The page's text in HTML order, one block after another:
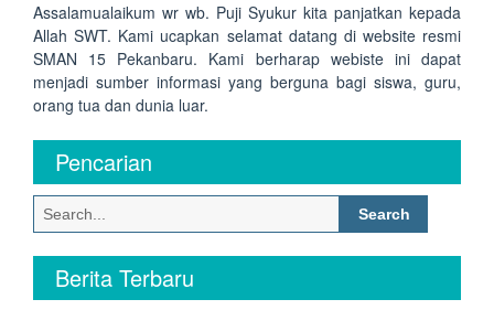
Assalamualaikum wr wb. Puji Syukur kita panjatkan kepada
Allah SWT. Kami ucapkan selamat datang di website resmi
SMAN 15 Pekanbaru. Kami berharap webiste ini dapat
menjadi sumber informasi yang berguna bagi siswa, guru,
orang tua dan dunia luar.
Pencarian
Search
for:
Berita Terbaru